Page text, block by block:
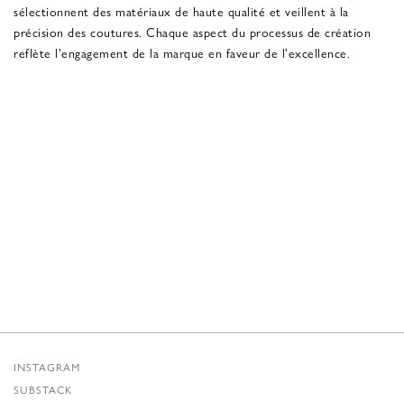
sélectionnent des matériaux de haute qualité et veillent à la
précision des coutures. Chaque aspect du processus de création
reflète l'engagement de la marque en faveur de l'excellence.
INSTAGRAM
SUBSTACK